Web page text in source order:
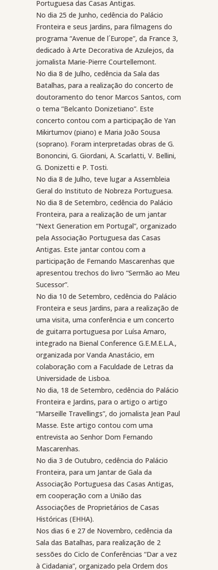
Portuguesa das Casas Antigas.
No dia 25 de Junho, cedência do Palácio
Fronteira e seus Jardins, para filmagens do
programa “Avenue de l´Europe”, da France 3,
dedicado à Arte Decorativa de Azulejos, da
jornalista Marie-Pierre Courtellemont.
No dia 8 de Julho, cedência da Sala das
Batalhas, para a realização do concerto de
doutoramento do tenor Marcos Santos, com
o tema “Belcanto Donizetiano”. Este
concerto contou com a participação de Yan
Mikirtumov (piano) e Maria João Sousa
(soprano). Foram interpretadas obras de G.
Bononcini, G. Giordani, A. Scarlatti, V. Bellini,
G. Donizetti e P. Tosti.
No dia 8 de Julho, teve lugar a Assembleia
Geral do Instituto de Nobreza Portuguesa.
No dia 8 de Setembro, cedência do Palácio
Fronteira, para a realização de um jantar
“Next Generation em Portugal”, organizado
pela Associação Portuguesa das Casas
Antigas. Este jantar contou com a
participação de Fernando Mascarenhas que
apresentou trechos do livro “Sermão ao Meu
Sucessor”.
No dia 10 de Setembro, cedência do Palácio
Fronteira e seus Jardins, para a realização de
uma visita, uma conferência e um concerto
de guitarra portuguesa por Luísa Amaro,
integrado na Bienal Conference G.E.M.E.L.A.,
organizada por Vanda Anastácio, em
colaboração com a Faculdade de Letras da
Universidade de Lisboa.
No dia, 18 de Setembro, cedência do Palácio
Fronteira e Jardins, para o artigo o artigo
“Marseille Travellings”, do jornalista Jean Paul
Masse. Este artigo contou com uma
entrevista ao Senhor Dom Fernando
Mascarenhas.
No dia 3 de Outubro, cedência do Palácio
Fronteira, para um Jantar de Gala da
Associação Portuguesa das Casas Antigas,
em cooperação com a União das
Associações de Proprietários de Casas
Históricas (EHHA).
Nos dias 6 e 27 de Novembro, cedência da
Sala das Batalhas, para realização de 2
sessões do Ciclo de Conferências “Dar a vez
à Cidadania”, organizado pela Ordem dos